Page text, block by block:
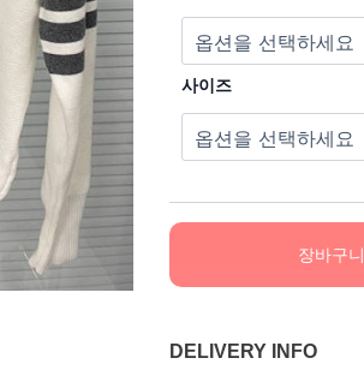
사이즈
장바구니
DELIVERY INFO